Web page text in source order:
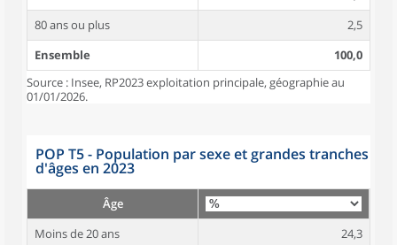
80 ans ou plus
2,5
Ensemble
100,0
Source : Insee, RP2023 exploitation principale, géographie au
01/01/2026.
POP T5 - Population par sexe et grandes tranches
d'âges en 2023
Âge
Moins de 20 ans
24,3